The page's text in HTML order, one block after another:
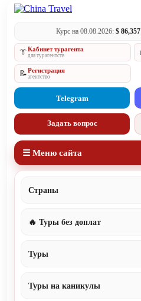
Курс на 08.08.2026: $ 86,357
👔Кабинет турагента
для турагентств
📝Регистрация
агентство
Telegram
Задать вопрос
☰ Меню сайта
Страны
🔥 Туры без доплат
Туры
Туры на каникулы